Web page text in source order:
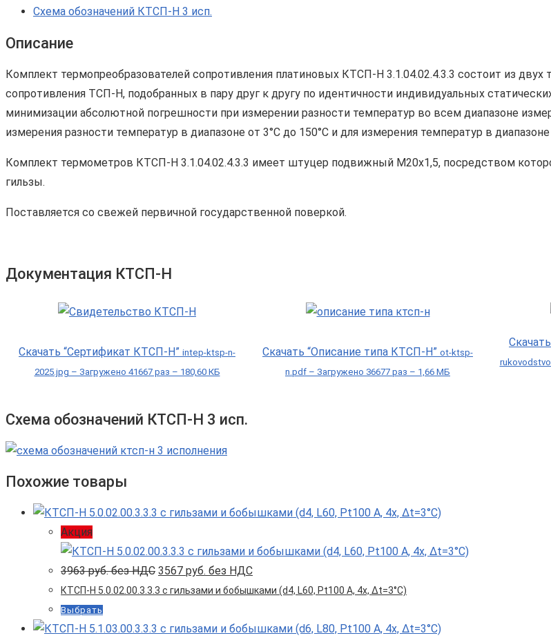
Схема обозначений КТСП-Н 3 исп.
Описание
Комплект термопреобразователей сопротивления платиновых КТСП-Н 3.1.04.02.4.3.3 состоит из двух
сопротивления ТСП-Н, подобранных в пару друг к другу по идентичности индивидуальных
минимизации абсолютной погрешности при измерении разности температур во всем диапазоне
измерения разности температур в диапазоне от 3°С до 150°С и для измерения температур в диапазоне
Комплект термометров КТСП-Н 3.1.04.02.4.3.3 имеет штуцер подвижный М20х1,5, посредством
гильзы.
Поставляется со свежей первичной государственной поверкой.
Документация КТСП-Н
Скачать “Сертификат КТСП-Н” intep-ktsp-n-
2025.jpg – Загружено 41667 раз – 180,60 КБ
Скачать “Описание типа КТСП-Н” ot-ktsp-
n.pdf – Загружено 36677 раз – 1,66 МБ
Схема обозначений КТСП-Н 3 исп.
Похожие товары
Акция
3963руб. без НДС Первоначальная
составляла
НДС.
3567 руб. без НДСТекущая
3567 руб.
КТСП-Н 5.0.02.00.3.3.3 с гильзами и бобышками (d4, L60, Pt100 А, 4х, Δt=3°С)
Выбрать